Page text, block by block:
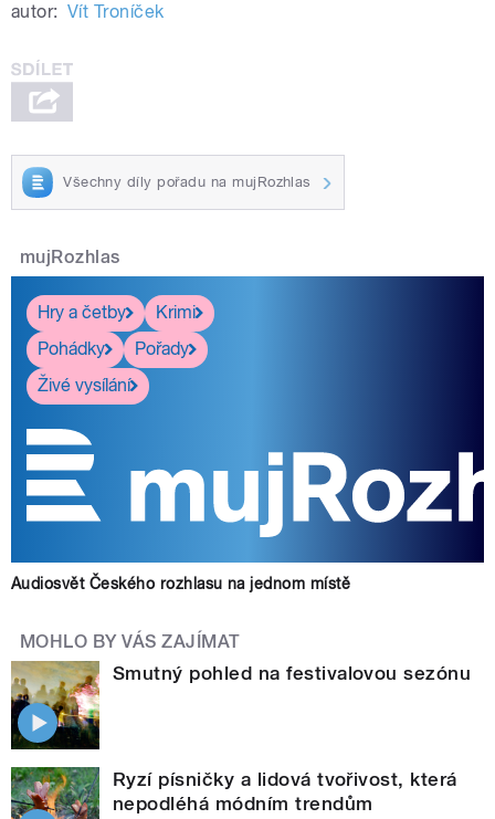
autor: Vít Troníček
Všechny díly pořadu na mujRozhlas
mujRozhlas
Hry a četby
Krimi
Pohádky
Pořady
Živé vysílání
Audiosvět Českého rozhlasu na jednom místě
MOHLO BY VÁS ZAJÍMAT
Smutný pohled na festivalovou sezónu
Ryzí písničky a lidová tvořivost, která
nepodléhá módním trendům